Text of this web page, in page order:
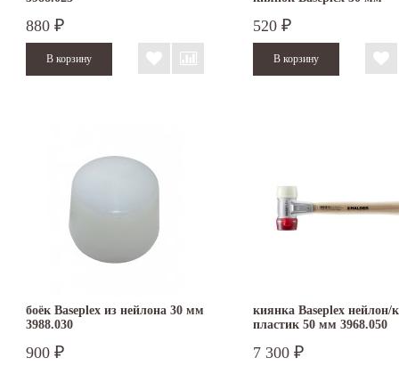
880 ₽ 520 ₽
боёк Baseplex из нейлона 30 мм
3988.030
900 ₽
киянка Baseplex нейлон/
пластик 50 мм 3968.050
7 300 ₽